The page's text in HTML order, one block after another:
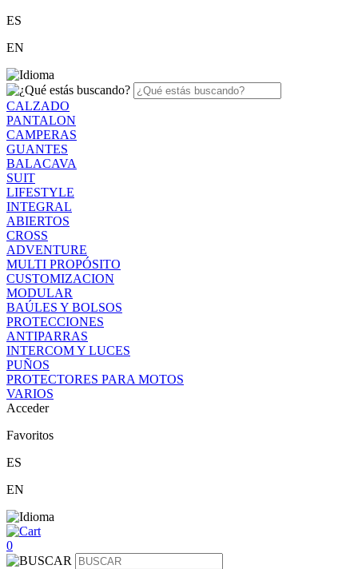
ES
EN
CALZADO
PANTALON
CAMPERAS
GUANTES
BALACAVA
SUIT
LIFESTYLE
INTEGRAL
ABIERTOS
CROSS
ADVENTURE
MULTI PROPÓSITO
CUSTOMIZACION
MODULAR
BAÚLES Y BOLSOS
PROTECCIONES
ANTIPARRAS
INTERCOM Y LUCES
PUÑOS
PROTECTORES PARA MOTOS
VARIOS
Acceder
Favoritos
ES
EN
0